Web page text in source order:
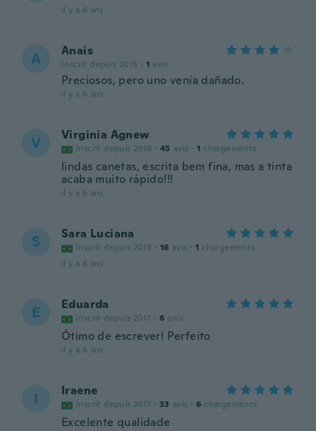
il y a 6 ans
A Anais
Inscrit depuis 2015 · 1 avis
Preciosos, pero uno venía dañado.
il y a 6 ans
V Virginia Agnew
Inscrit depuis 2016 · 45 avis · 1 chargements
lindas canetas, escrita bem fina, mas a tinta
acaba muito rápido!!!
il y a 6 ans
S Sara Luciana
Inscrit depuis 2019 · 16 avis · 1 chargements
il y a 6 ans
E Eduarda
Inscrit depuis 2017 · 6 avis
Ótimo de escrever! Perfeito
il y a 6 ans
I Iraene
Inscrit depuis 2017 · 33 avis · 6 chargements
Excelente qualidade